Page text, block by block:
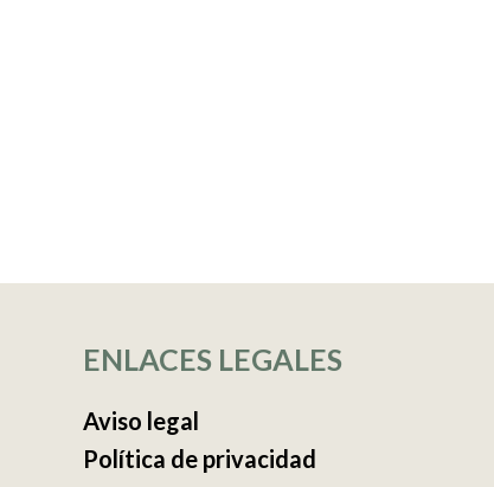
ENLACES LEGALES
Aviso legal
Política de privacidad